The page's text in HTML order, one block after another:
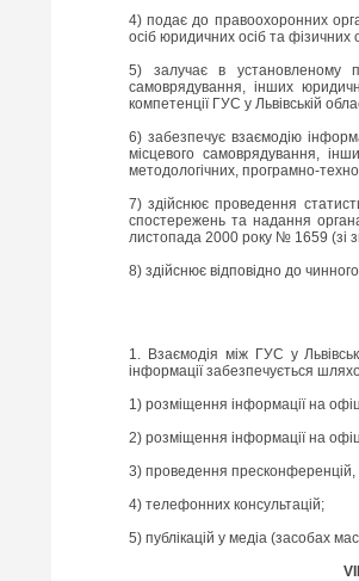
4) подає до правоохоронних
осіб юридичних осіб та фізичних
5) залучає в установленому
самоврядування, інших
компетенції ГУС у Львівській
6) забезпечує взаємодію
місцевого самоврядування,
методологічних, програмно-
7) здійснює проведення
спостережень та надання
листопада 2000 року № 1659 (зі
8) здійснює відповідно до
1. Взаємодія між ГУС у
інформації забезпечується
1) розміщення інформації на
2) розміщення інформації на
3) проведення пресконференцій,
4) телефонних консультацій;
5) публікацій у медіа (засобах